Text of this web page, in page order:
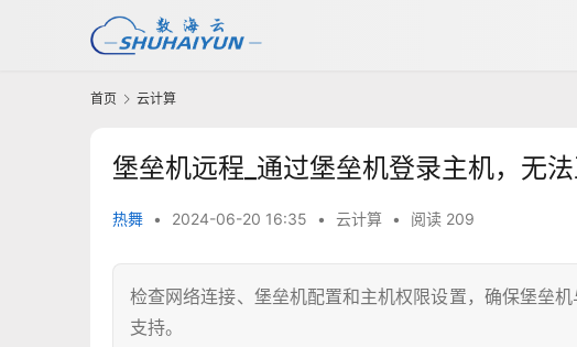
首页 云计算
堡垒机远程_通过堡垒机登录主机，无法
热舞 • 2024-06-20 16:35 • 云计算 • 阅读 209
检查网络连接、堡垒机配置和主机权限设置，确保堡垒
支持。